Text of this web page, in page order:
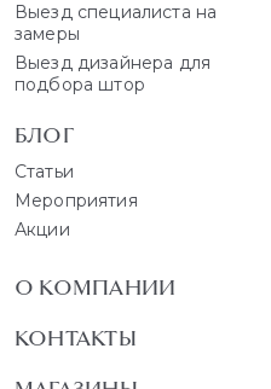
Выезд специалиста на
замеры
Выезд дизайнера для
подбора штор
БЛОГ
Статьи
Мероприятия
Акции
О КОМПАНИИ
КОНТАКТЫ